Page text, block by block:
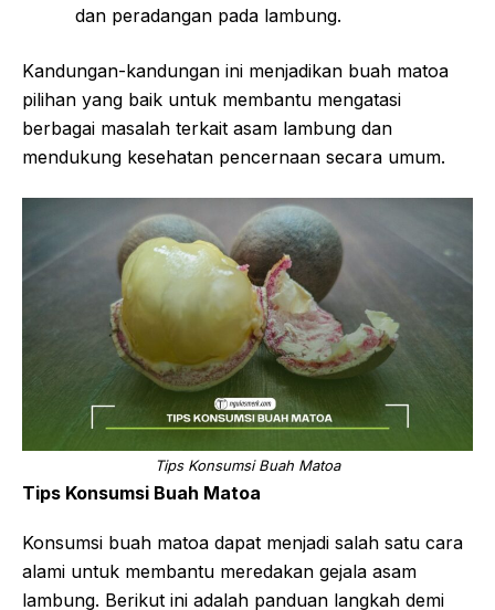
dan peradangan pada lambung.
Kandungan-kandungan ini menjadikan buah matoa
pilihan yang baik untuk membantu mengatasi
berbagai masalah terkait asam lambung dan
mendukung kesehatan pencernaan secara umum.
Tips Konsumsi Buah Matoa
Tips Konsumsi Buah Matoa
Konsumsi buah matoa dapat menjadi salah satu cara
alami untuk membantu meredakan gejala asam
lambung. Berikut ini adalah panduan langkah demi